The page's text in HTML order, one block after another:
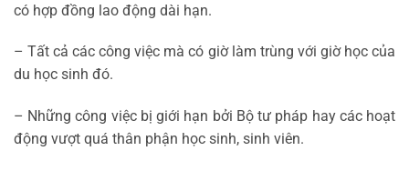
có hợp đồng lao động dài hạn.
– Tất cả các công việc mà có giờ làm trùng với giờ học của
du học sinh đó.
– Những công việc bị giới hạn bởi Bộ tư pháp hay các hoạt
động vượt quá thân phận học sinh, sinh viên.